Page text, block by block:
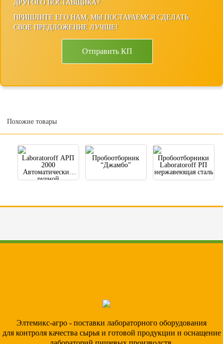
ДРУГОГО ПОСТАВЩИКА?
ПРИШЛИТЕ ЕГО НАМ, МЫ ПОСТАРАЕМСЯ СДЕЛАТЬ
СВОЕ ПРЕДЛОЖЕНИЕ ЛУЧШЕ!
Отправить КП
Похожие товары
Laboratoroff АРП
2000
Автоматический
ручной
Пробоотборник
“Джамбо”
Пробоотборники
Laboratoroff РП
нержавеющая сталь
Элтемикс-агро - поставки лабораторного оборудования
для контроля качества сырья и готовой продукции и оснащение